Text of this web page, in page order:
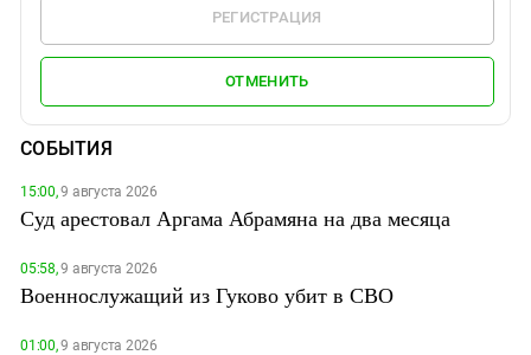
РЕГИСТРАЦИЯ
ОТМЕНИТЬ
СОБЫТИЯ
15:00,9 августа 2026
Суд арестовал Аргама Абрамяна на два месяца
05:58,9 августа 2026
Военнослужащий из Гуково убит в СВО
01:00,9 августа 2026